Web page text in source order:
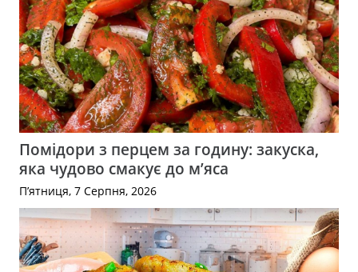
Помідори з перцем за годину: закуска,
яка чудово смакує до м’яса
П’ятниця, 7 Серпня, 2026